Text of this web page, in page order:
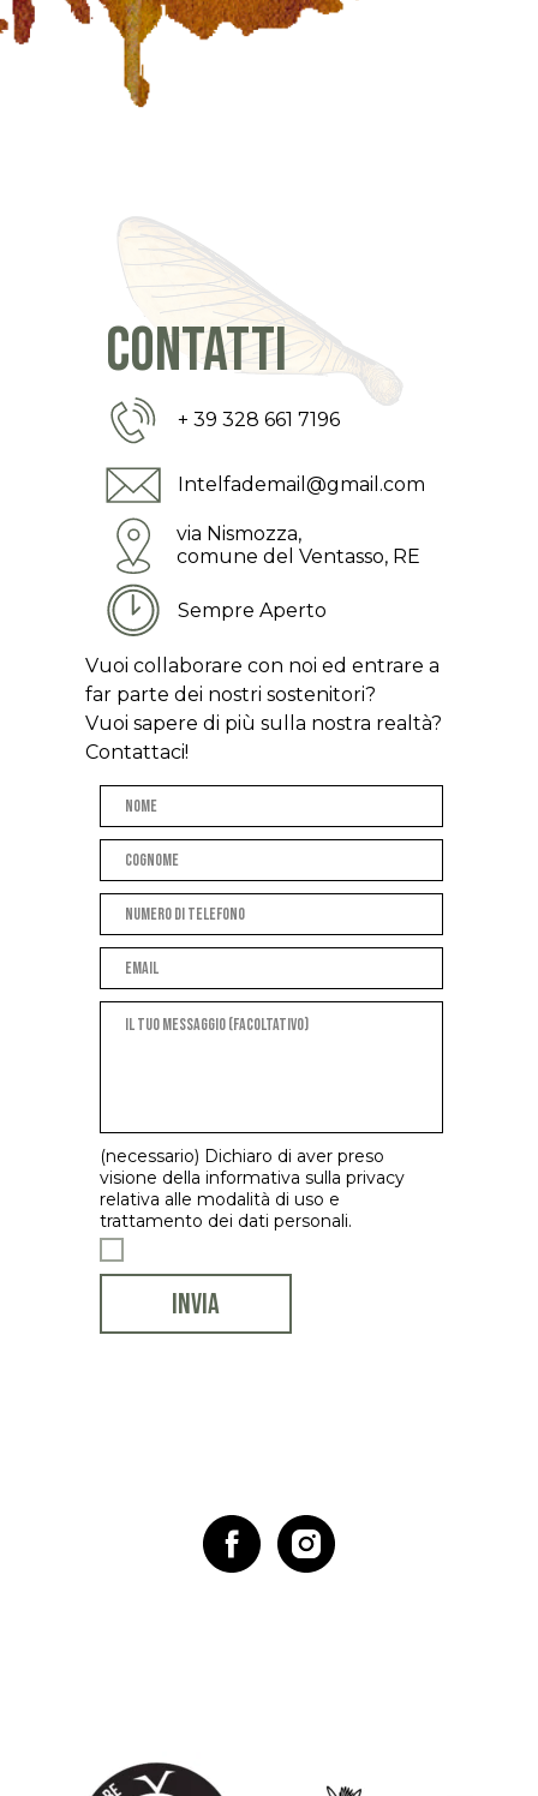
contatti
+ 39 328 661 7196
Intelfademail@gmail.com
via Nismozza,
comune del Ventasso, RE
Sempre Aperto
Vuoi collaborare con noi ed entrare a
far parte dei nostri sostenitori?
Vuoi sapere di più sulla nostra realtà?
Contattaci!
(necessario) Dichiaro di aver preso
visione della informativa sulla privacy
relativa alle modalità di uso e
trattamento dei dati personali.
INVIA